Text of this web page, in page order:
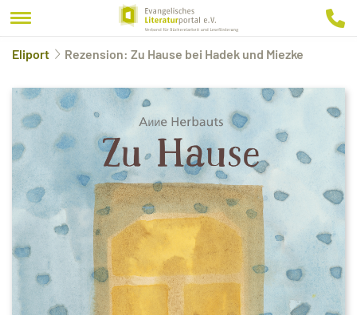
Eliport Rezension: Zu Hause bei Hadek und Miezke